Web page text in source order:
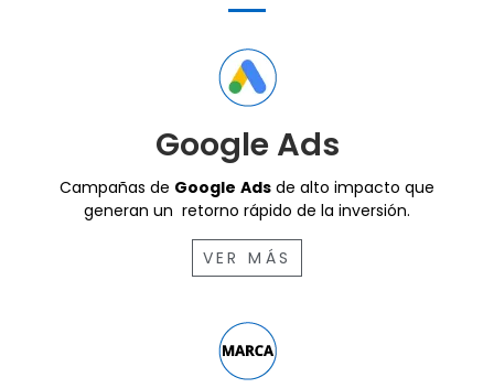
Google Ads
Campañas de Google Ads de alto impacto que
generan un retorno rápido de la inversión.
VER MÁS